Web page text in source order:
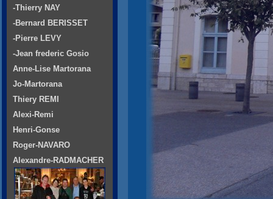
-Thierry NAY
-Bernard BERISSET
-Pierre LEVY
-Jean frederic Gosio
Anne-Lise Martorana
Jo-Martorana
Thiery REMI
Alexi-Remi
Henri-Gonse
Roger-NAVARO
Alexandre-RADMACHER